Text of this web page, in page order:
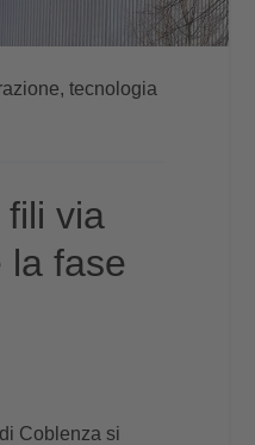
tecnologia
via
la fase
Coblenza si